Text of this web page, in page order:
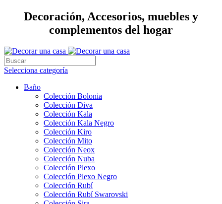
Decoración, Accesorios, muebles y
complementos del hogar
Selecciona categoría
Baño
Colección Bolonia
Colección Diva
Colección Kala
Colección Kala Negro
Colección Kiro
Colección Mito
Colección Neox
Colección Nuba
Colección Plexo
Colección Plexo Negro
Colección Rubí
Colección Rubí Swarovski